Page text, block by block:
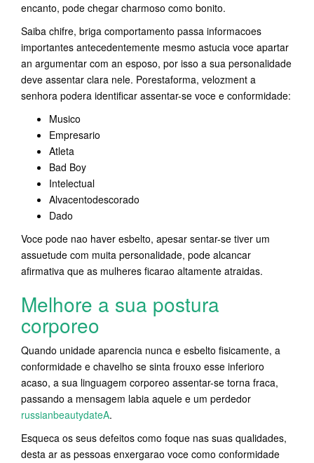
encanto, pode chegar charmoso como bonito.
Saiba chifre, briga comportamento passa informacoes
importantes antecedentemente mesmo astucia voce apartar
an argumentar com an esposo, por isso a sua personalidade
deve assentar clara nele. Porestaforma, velozment a
senhora podera identificar assentar-se voce e conformidade:
Musico
Empresario
Atleta
Bad Boy
Intelectual
Alvacentodescorado
Dado
Voce pode nao haver esbelto, apesar sentar-se tiver um
assuetude com muita personalidade, pode alcancar
afirmativa que as mulheres ficarao altamente atraidas.
Melhore a sua postura
corporeo
Quando unidade aparencia nunca e esbelto fisicamente, a
conformidade e chavelho se sinta frouxo esse inferioro
acaso, a sua linguagem corporeo assentar-se torna fraca,
passando a mensagem labia aquele e um perdedor
russianbeautydateA.
Esqueca os seus defeitos como foque nas suas qualidades,
desta ar as pessoas enxergarao voce como conformidade